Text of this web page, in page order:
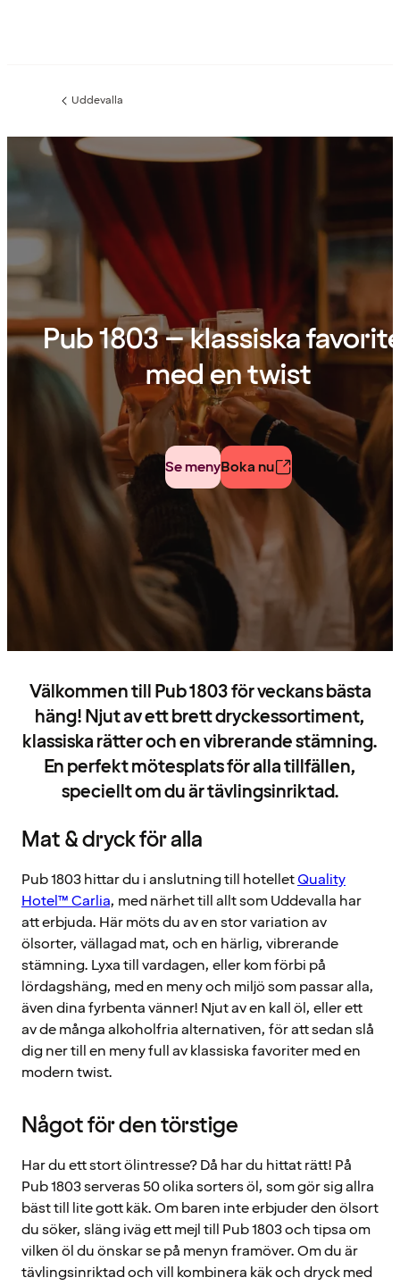
Föregående
Uddevalla
Pub 1803 – klassiska
med en twist
Se menyBoka nu
Välkommen till Pub 1803 för veckans bästa
häng! Njut av ett brett dryckessortiment,
klassiska rätter och en vibrerande stämning.
En perfekt mötesplats för alla tillfällen,
speciellt om du är tävlingsinriktad.
Mat & dryck för alla
Pub 1803 hittar du i anslutning till hotelletQuality
Hotel™ Carlia, med närhet till allt som Uddevalla har
att erbjuda. Här möts du av en stor variation av
ölsorter, vällagad mat, och en härlig, vibrerande
stämning. Lyxa till vardagen, eller kom förbi på
lördagshäng, med en meny och miljö som passar alla,
även dina fyrbenta vänner! Njut av en kall öl, eller ett
av de många alkoholfria alternativen, för att sedan slå
dig ner till en meny full av klassiska favoriter med en
modern twist.
Något för den törstige
Har du ett stort ölintresse? Då har du hittat rätt! På
Pub 1803 serveras 50 olika sorters öl, som gör sig allra
bäst till lite gott käk. Om baren inte erbjuder den ölsort
du söker, släng iväg ett mejl till Pub 1803 och tipsa om
vilken öl du önskar se på menyn framöver. Om du är
tävlingsinriktad och vill kombinera käk och dryck med